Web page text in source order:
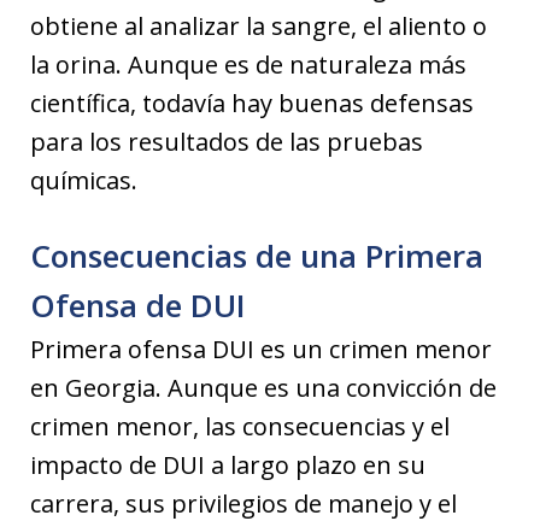
obtiene al analizar la sangre, el aliento o
la orina. Aunque es de naturaleza más
científica, todavía hay buenas defensas
para los resultados de las pruebas
químicas.
Consecuencias de una Primera
Ofensa de DUI
Primera ofensa DUI es un crimen menor
en Georgia. Aunque es una convicción de
crimen menor, las consecuencias y el
impacto de DUI a largo plazo en su
carrera, sus privilegios de manejo y el